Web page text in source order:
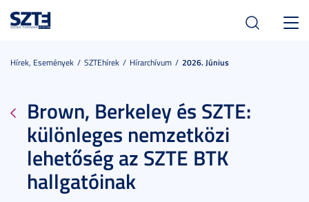
Hírek, Események SZTEhírek Hírarchívum 2026. Június
Brown, Berkeley és SZTE:
különleges nemzetközi
lehetőség az SZTE BTK
hallgatóinak